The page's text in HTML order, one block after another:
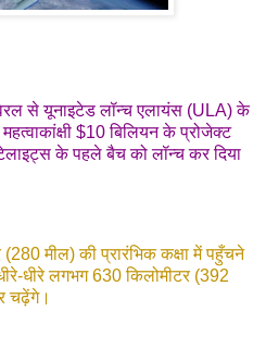
से यूनाइटेड लॉन्च एलायंस (ULA) के
$10 बिलियन के प्रोजेक्ट
के पहले बैच को लॉन्च कर दिया
मील) की प्रारंभिक कक्षा में पहुँचने
धीरे लगभग 630 किलोमीटर (392
चढ़ेंगे।